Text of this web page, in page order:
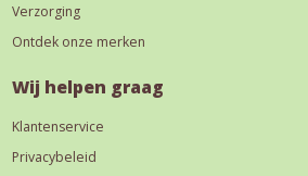
Verzorging
Ontdek onze merken
Wij helpen graag
Klantenservice
Privacybeleid